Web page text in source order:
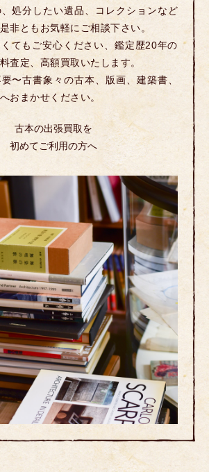
処分したい遺品、コレクションなど
非ともお気軽にご相談下さい。
てもご安心ください、鑑定歴20年の
査定、高額買取いたします。
〜古書象々の古本、版画、建築書、
おまかせください。
古本の出張買取を
初めてご利用の方へ